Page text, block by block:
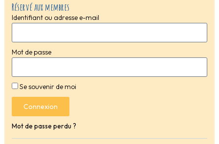
Réservé aux membres
Identifiant ou adresse e-mail
Mot de passe
Se souvenir de moi
Connexion
Mot de passe perdu ?